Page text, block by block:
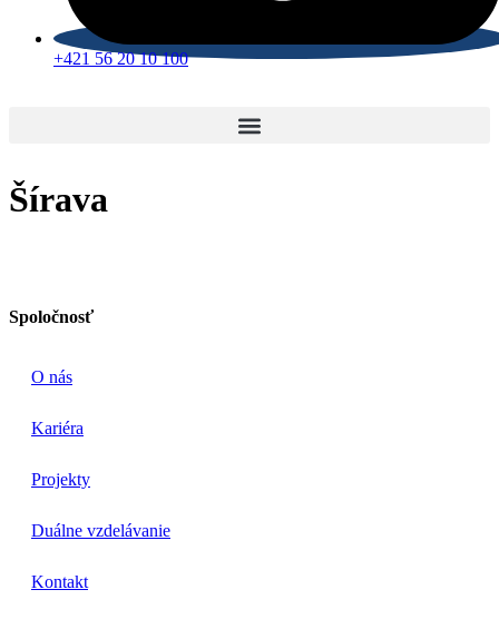
+421 56 20 10 100
Šírava
Spoločnosť
O nás
Kariéra
Projekty
Duálne vzdelávanie
Kontakt